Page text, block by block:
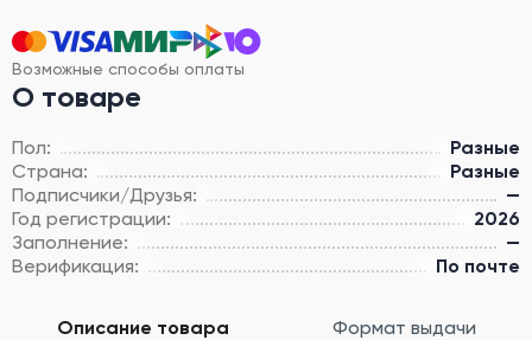
Возможные способы оплаты
О товаре
Пол:
Разные
Страна:
Разные
Подписчики/Друзья:
—
Год регистрации:
2026
Заполнение:
—
Верификация:
По почте
Описание товара Формат выдачи